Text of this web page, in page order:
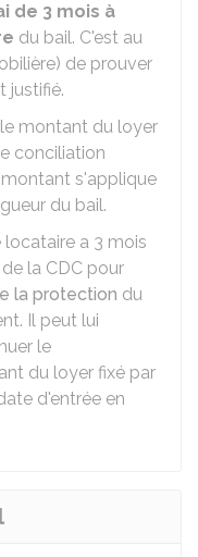
de 3 mois à
du bail. C'est au
de prouver
justifié.
montant du loyer
conciliation
montant s'applique
du bail.
locataire a 3 mois
la CDC pour
la protection du
Il peut lui
le
du loyer fixé par
d'entrée en